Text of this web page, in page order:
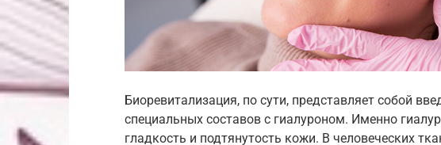
Биоревитализация, по сути, представляет собой
специальных составов с гиалуроном. Именно
гладкость и подтянутость кожи. В человеческих